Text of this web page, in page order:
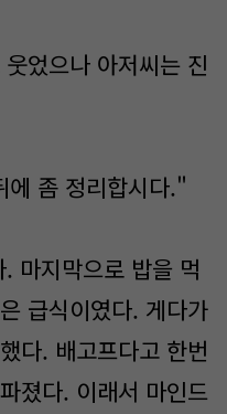
었으나 아저씨는 진
좀 정리합시다."
마지막으로 밥을 먹
급식이였다. 게다가
다. 배고프다고 한번
졌다. 이래서 마인드